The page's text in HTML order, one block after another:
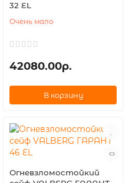
32 EL
Очень мало
42080.00р.
В корзину
Огневзломостойкий